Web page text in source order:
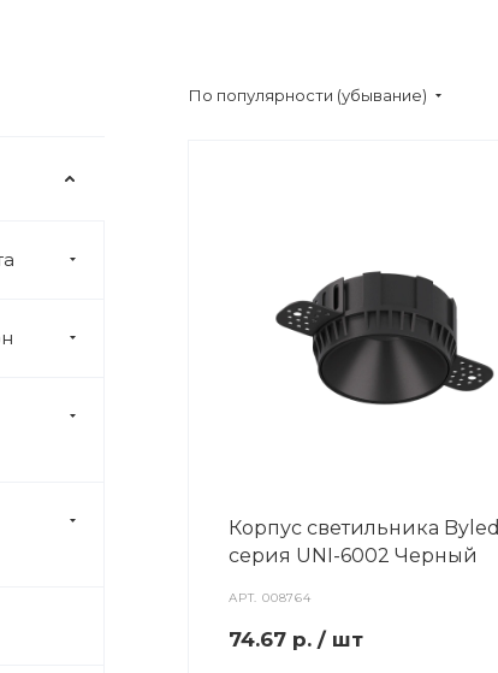
По популярности (убывание)
Корпус светильника Byled
серия UNI-6002 Черный
АРТ.008764
74.67 р. / шт